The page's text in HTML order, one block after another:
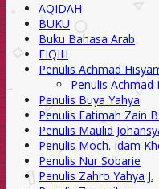
AQIDAH
BUKU
Buku Bahasa Arab
FIQIH
Penulis Achmad
Penulis Achmad
Penulis Buya Yahya
Penulis Fatimah Zain
Penulis Maulid
Penulis Moch. Idam
Penulis Nur Sobarie
Penulis Zahro Yahya J.